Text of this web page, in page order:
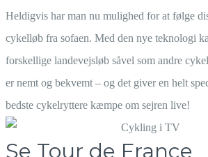
Heldigvis har man nu mulighed for at følge
cykelløb fra sofaen. Med den nye teknologi
forskellige landevejsløb såvel som andre
er nemt og bekvemt – og det giver en helt
bedste cykelryttere kæmpe om sejren live!
Se Tour de France